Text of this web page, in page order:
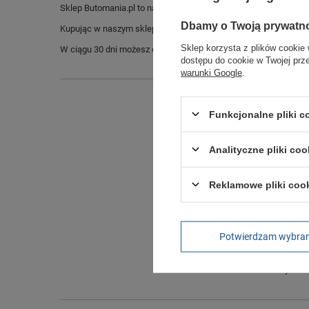
Sklep Butomania.pl to największy wybór obuwia sportowego dla
Kupując w naszym sklepie internetowym masz gwarancję, że
W ciągu 30 dni możesz dokonać zwrotu bądź wymiany towaru
Dbamy o Twoją
Sklep korzysta z plików cookie
dostępu do cookie w Twojej
warunki Google
Funkcjonalne pliki
Analityczne pliki
Reklamowe pliki
Potwierdzam